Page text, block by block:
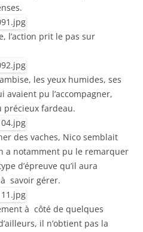
l’action prit le pas sur
les yeux humides, ses
avaient pu l’accompagner,
précieux fardeau.
des vaches, Nico semblait
a notamment pu le remarquer
d’épreuve qu’il aura
savoir gérer.
à côté de quelques
il n’obtient pas la